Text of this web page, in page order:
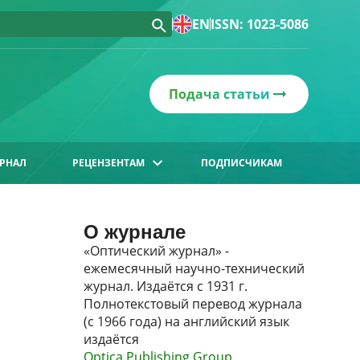
ENISSN: 1023-5086
Подача статьи
РЕЦЕНЗЕНТАМ ПОДПИСЧИКАМ
О журнале
«Оптический журнал» -
ежемесячный научно-технический
журнал. Издаётся с 1931 г.
Полнотекстовый перевод журнала
(с 1966 года) на английский язык
издаётся